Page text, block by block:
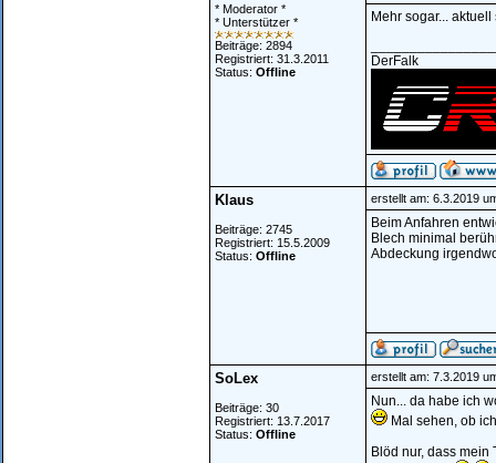
* Moderator *
* Unterstützer *
Beiträge: 2894
Registriert: 31.3.2011
Status: Offline
Mehr sogar...
DerFalk
Klaus
Beiträge: 2745
Registriert: 15.5.2009
Status: Offline
erstellt am: 6.3.2019
Beim Anfahren
Blech minimal
Abdeckung
SoLex
Beiträge: 30
Registriert: 13.7.2017
Status: Offline
erstellt am: 7.3.2019
Nun... da habe ich
Mal sehen, ob
Blöd nur, dass